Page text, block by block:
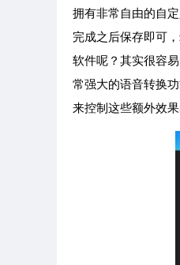
拥有非常自由的自
完成之后保存即可
软件呢？其实很容
常强大的语音转换
来控制这些额外效